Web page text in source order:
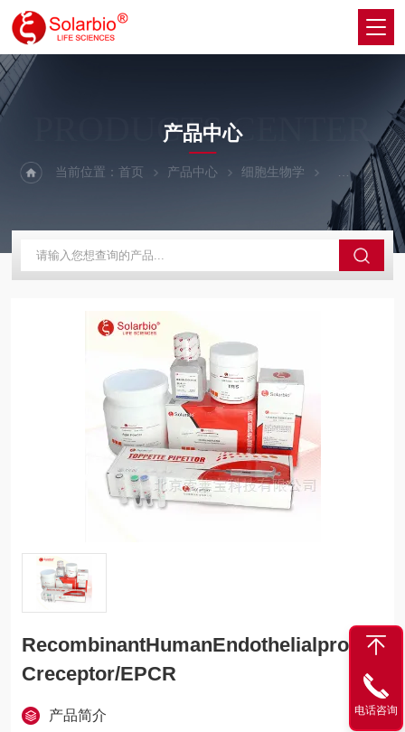
PRODUCTS CENTER
产品中心
当前位置：首页 产品中心 细胞生物学 细胞生长因子
RecombinantHumanEndothelialprotein
Creceptor/EPCR
产品简介 电话咨询